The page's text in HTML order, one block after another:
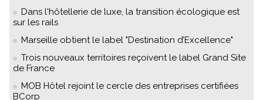
Dans l'hôtellerie de luxe, la transition écologique est
sur les rails
Marseille obtient le label "Destination d’Excellence"
Trois nouveaux territoires reçoivent le label Grand Site
de France
MOB Hôtel rejoint le cercle des entreprises certifiées
BCorp